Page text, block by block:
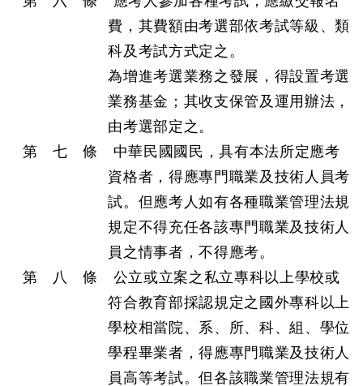
費，其費額由考選部依考試等級、類
科及考試方式定之。
為增進考選業務之發展，得設置考選
業務基金；其收支保管及運用辦法，
由考選部定之。
第 七 條 中華民國國民，具有本法所定應考
資格者，得應專門職業及技術人員考
試。但應考人如有各種職業管理法規
規定不得充任各該專門職業及技術人
員之情事者，不得應考。
第 八 條 公立或立案之私立專科以上學校或
符合教育部採認規定之國外專科以上
學校相當院、系、所、科、組、學位
學程畢業者，得應專門職業及技術人
員高等考試。但各該職業管理法規有